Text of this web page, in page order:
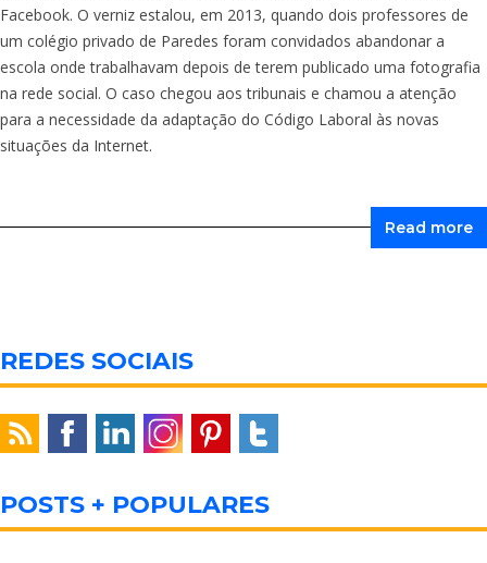
Facebook. O verniz estalou, em 2013, quando dois professores de
um colégio privado de Paredes foram convidados abandonar a
escola onde trabalhavam depois de terem publicado uma fotografia
na rede social. O caso chegou aos tribunais e chamou a atenção
para a necessidade da adaptação do Código Laboral às novas
situações da Internet.
Read more
REDES SOCIAIS
POSTS + POPULARES